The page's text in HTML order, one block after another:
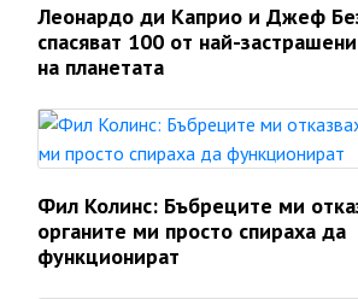
Леонардо ди Каприо и Джеф
спасяват 100 от най-
на планетата
Фил Колинс: Бъбреците ми
органите ми просто спираха да
функционират